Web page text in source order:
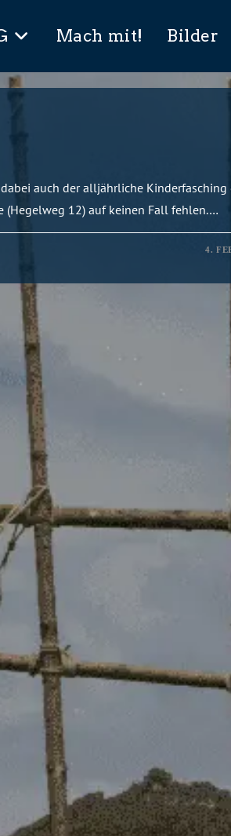
Mach mit! Bilder
auch der alljährliche Kinderfasching
(Hegelweg 12) auf keinen Fall fehlen.…
4.